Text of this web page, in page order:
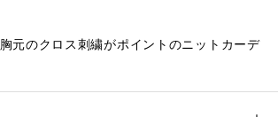
元のクロス刺繍がポイントのニットカーデ